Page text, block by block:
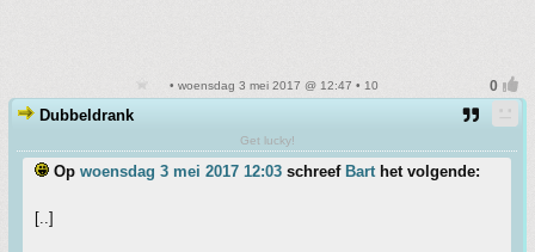
• woensdag 3 mei 2017 @ 12:47 • 10
Dubbeldrank
Get lucky!
Op woensdag 3 mei 2017 12:03 schreef Barthet volgende:
[..]